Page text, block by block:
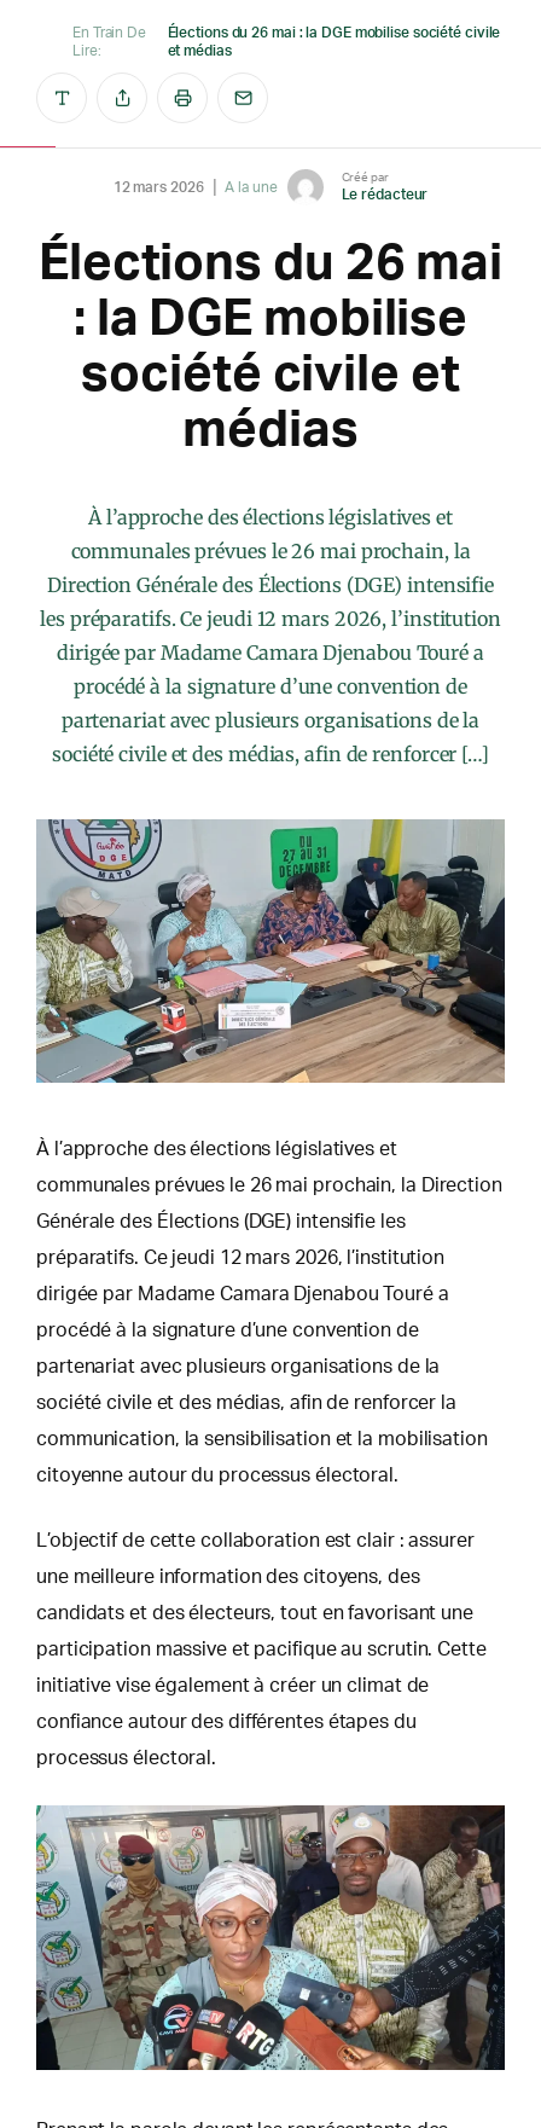
En Train De
Lire:
Élections du 26 mai : la DGE mobilise société civile
et médias
12 mars 2026 A la une
Créé par
Le rédacteur
Élections du 26 mai
: la DGE mobilise
société civile et
médias
À l’approche des élections législatives et
communales prévues le 26 mai prochain, la
Direction Générale des Élections (DGE) intensifie
les préparatifs. Ce jeudi 12 mars 2026, l’institution
dirigée par Madame Camara Djenabou Touré a
procédé à la signature d’une convention de
partenariat avec plusieurs organisations de la
société civile et des médias, afin de renforcer […]
À l’approche des élections législatives et
communales prévues le 26 mai prochain, la Direction
Générale des Élections (DGE) intensifie les
préparatifs. Ce jeudi 12 mars 2026, l’institution
dirigée par Madame Camara Djenabou Touré a
procédé à la signature d’une convention de
partenariat avec plusieurs organisations de la
société civile et des médias, afin de renforcer la
communication, la sensibilisation et la mobilisation
citoyenne autour du processus électoral.
L’objectif de cette collaboration est clair : assurer
une meilleure information des citoyens, des
candidats et des électeurs, tout en favorisant une
participation massive et pacifique au scrutin. Cette
initiative vise également à créer un climat de
confiance autour des différentes étapes du
processus électoral.